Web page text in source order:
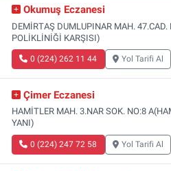
Okumuş Eczanesi
DEMİRTAŞ DUMLUPINAR MAH.
POLİKLİNİĞİ KARŞISI)
0 (224) 262 11 44 Yol Tarifi Al
Çimer Eczanesi
HAMİTLER MAH. 3.NAR SOK. NO:8
YANI)
0 (224) 247 72 58 Yol Tarifi Al